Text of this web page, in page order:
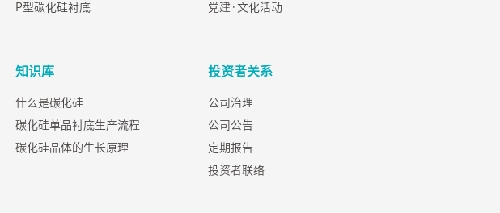
P型碳化硅衬底
知识库
什么是碳化硅
碳化硅单品衬底生产流程
碳化硅品体的生长原理
党建·文化活动
投资者关系
公司治理
公司公告
定期报告
投资者联络